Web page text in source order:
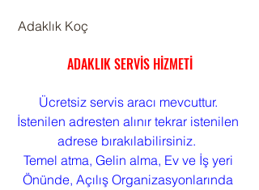
Adaklık Koç
ADAKLIK SERVİS HİZMETİ
Ücretsiz servis aracı mevcuttur.
İstenilen adresten alınır tekrar istenilen
adrese bırakılabilirsiniz.
Temel atma, Gelin alma, Ev ve İş yeri
Önünde, Açılış Organizasyonlarında